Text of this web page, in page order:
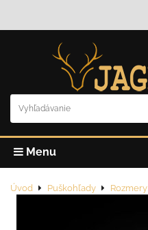
Menu
Úvod Puškohľady Rozmery